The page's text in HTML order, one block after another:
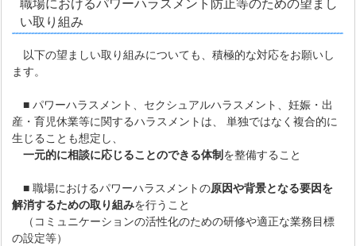
職場におけるパワーハラスメント防止等のための望まし
い取り組み
以下の望ましい取り組みについても、積極的な対応をお願いし
ます。
■ パワーハラスメント、セクシュアルハラスメント、妊娠・出
産・育児休業等に関するハラスメントは、 単独ではなく複合的に
生じることも想定し、
一元的に相談に応じることのできる体制 を整備すること
■ 職場におけるパワーハラスメントの原因や背景となる要因を
解消するための取り組みを行うこと
（コミュニケーションの活性化のための研修や適正な業務目標
の設定等）